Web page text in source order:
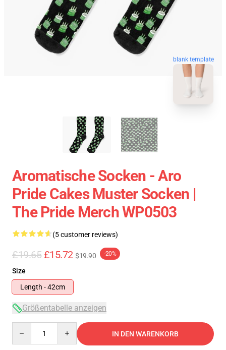
blank template
Aromatische Socken - Aro
Pride Cakes Muster Socken |
The Pride Merch WP0503
(5 customer reviews)
£19.65 £15.72 $19.90 -20%
Size
Length - 42cm
Größentabelle anzeigen
IN DEN WARENKORB